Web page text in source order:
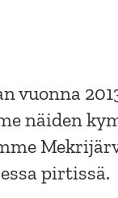
vuonna
näiden
pirtissä.